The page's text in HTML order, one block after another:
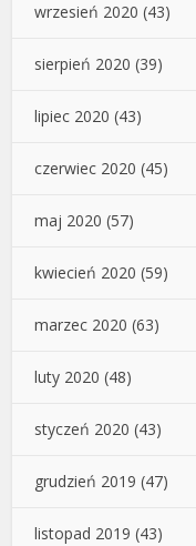
wrzesień 2020 (43)
sierpień 2020 (39)
lipiec 2020 (43)
czerwiec 2020 (45)
maj 2020 (57)
kwiecień 2020 (59)
marzec 2020 (63)
luty 2020 (48)
styczeń 2020 (43)
grudzień 2019 (47)
listopad 2019 (43)